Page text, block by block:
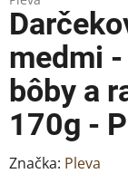
medmi
bôby a
170g -
Značka: Pleva